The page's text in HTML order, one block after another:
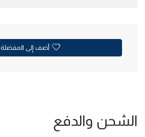
أضف إلى المفضلة
الشحن والدفع